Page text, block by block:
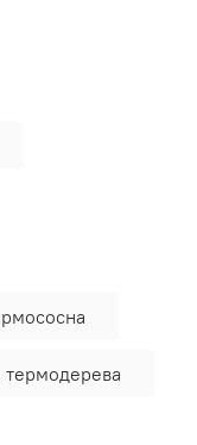
термодерева